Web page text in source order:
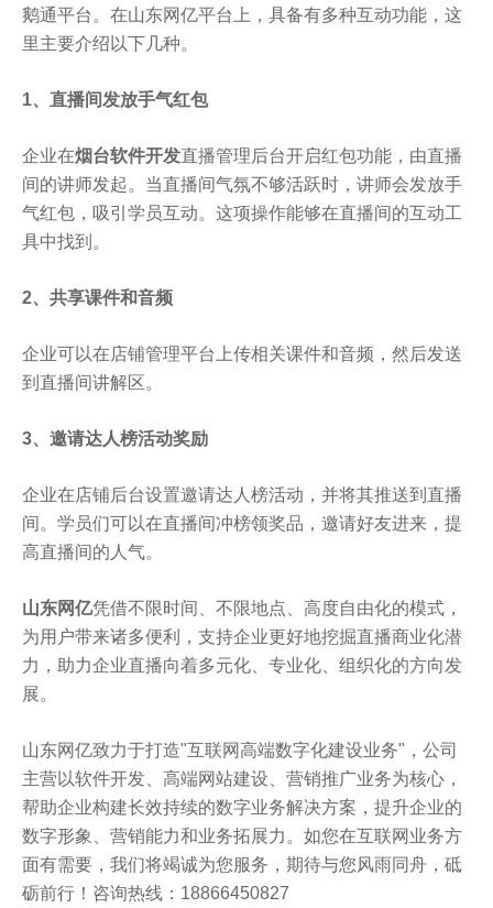
鹅通平台。在山东网亿平台上，具备有多种互动功能，这
里主要介绍以下几种。
1、直播间发放手气红包
企业在烟台软件开发直播管理后台开启红包功能，由直播
间的讲师发起。当直播间气氛不够活跃时，讲师会发放手
气红包，吸引学员互动。这项操作能够在直播间的互动工
具中找到。
2、共享课件和音频
企业可以在店铺管理平台上传相关课件和音频，然后发送
到直播间讲解区。
3、邀请达人榜活动奖励
企业在店铺后台设置邀请达人榜活动，并将其推送到直播
间。学员们可以在直播间冲榜领奖品，邀请好友进来，提
高直播间的人气。
山东网亿凭借不限时间、不限地点、高度自由化的模式，
为用户带来诸多便利，支持企业更好地挖掘直播商业化潜
力，助力企业直播向着多元化、专业化、组织化的方向发
展。
山东网亿致力于打造"互联网高端数字化建设业务"，公司
主营以软件开发、高端网站建设、营销推广业务为核心，
帮助企业构建长效持续的数字业务解决方案，提升企业的
数字形象、营销能力和业务拓展力。如您在互联网业务方
面有需要，我们将竭诚为您服务，期待与您风雨同舟，砥
砺前行！咨询热线：18866450827